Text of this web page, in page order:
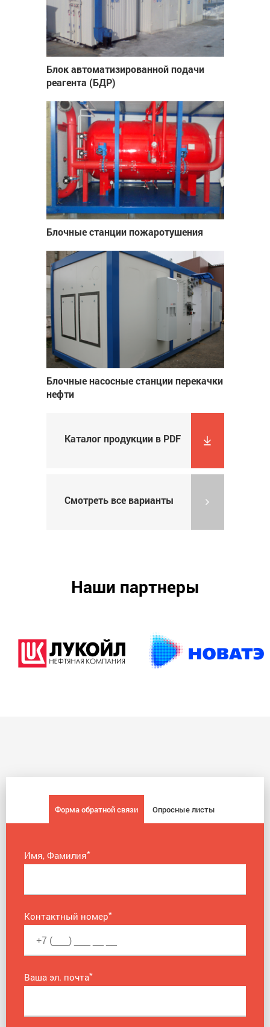
Блок автоматизированной подачи
реагента (БДР)
Блочные станции пожаротушения
Блочные насосные станции перекачки
нефти
Каталог продукции в PDF
Смотреть все варианты
Наши партнеры
Форма обратной связи Опросные листы
Имя, Фамилия*
Контактный номер*
Ваша эл. почта*